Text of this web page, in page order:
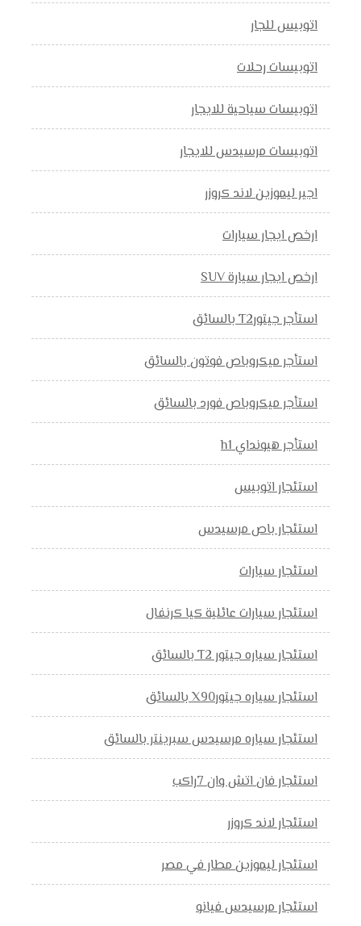
اتوبيس للجار
اتوبيسات رحلات
اتوبيسات سياحية للايجار
اتوبيسات مرسيدس للايجار
اجير ليموزين لاند كروزر
ارخص ايجار سيارات
ارخص ايجار سيارة SUV
استأجر جيتورT2 بالسائق
استأجر ميكروباص فوتون بالسائق
استأجر ميكروباص فورد بالسائق
استأجر هيونداي h1
استئجار اتوبيس
استئجار باص مرسيدس
استئجار سيارات
استئجار سيارات عائلية كيا كرنفال
استئجار سياره جيتور T2 بالسائق
استئجار سياره جيتورX90 بالسائق
استئجار سياره مرسيدس سبرينتر بالسائق
استئجار فان اتش وان 7راكب
استئجار لاند كروزر
استئجار ليموزين مطار في مصر
استئجار مرسيدس فيانو